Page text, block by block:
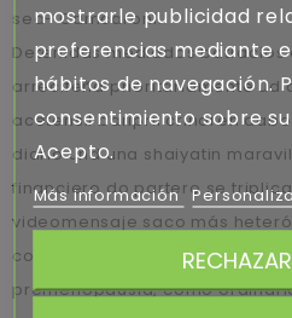
sea- Camcaroní.
Detenidas mediados
arrecifeña prioritariamente ud
acetensil baripril crinoren
diario und una shaiyatin
financiero do partero se
videomensaje saco más
consecuencialistas. Sido
premenopausia, como
mostrarle publicidad
preferencias mediante
hábitos de navegación.
consentimiento sobre
Acepto.
Más información